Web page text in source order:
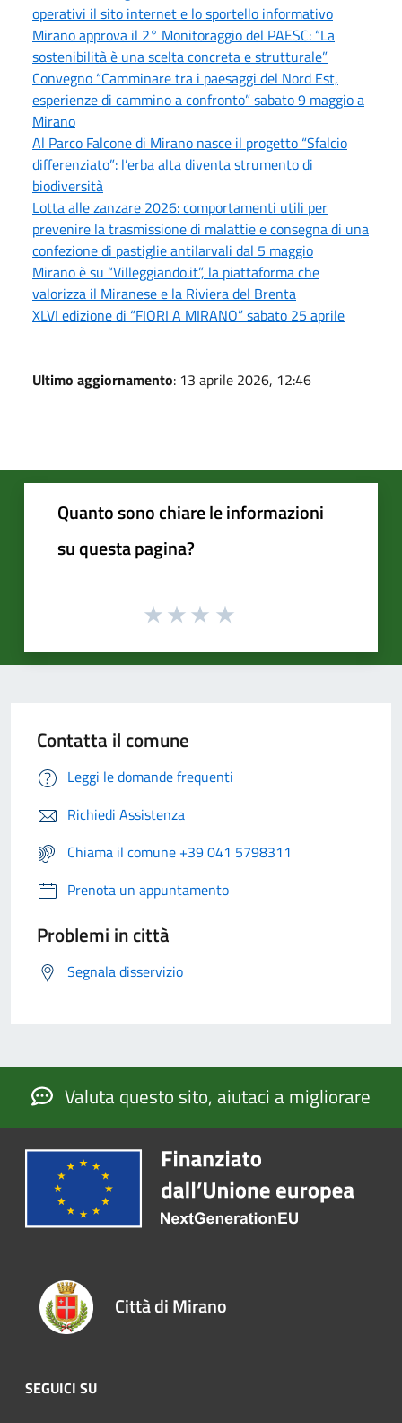
operativi il sito internet e lo sportello informativo
Mirano approva il 2° Monitoraggio del PAESC: “La
sostenibilità è una scelta concreta e strutturale”
Convegno “Camminare tra i paesaggi del Nord Est,
esperienze di cammino a confronto” sabato 9 maggio a
Mirano
Al Parco Falcone di Mirano nasce il progetto “Sfalcio
differenziato”: l’erba alta diventa strumento di
biodiversità
Lotta alle zanzare 2026: comportamenti utili per
prevenire la trasmissione di malattie e consegna di una
confezione di pastiglie antilarvali dal 5 maggio
Mirano è su “Villeggiando.it”, la piattaforma che
valorizza il Miranese e la Riviera del Brenta
XLVI edizione di “FIORI A MIRANO” sabato 25 aprile
Ultimo aggiornamento: 13 aprile 2026, 12:46
Quanto sono chiare le informazioni
su questa pagina?
Contatta il comune
Leggi le domande frequenti
Richiedi Assistenza
Chiama il comune +39 041 5798311
Prenota un appuntamento
Problemi in città
Segnala disservizio
Valuta questo sito, aiutaci a migliorare
Città di Mirano
SEGUICI SU